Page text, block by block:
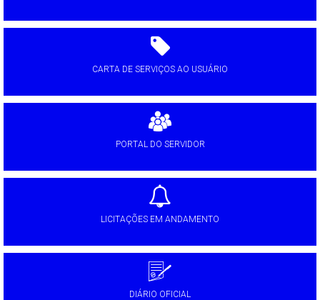
CARTA DE SERVIÇOS AO USUÁRIO
PORTAL DO SERVIDOR
LICITAÇÕES EM ANDAMENTO
DIÁRIO OFICIAL